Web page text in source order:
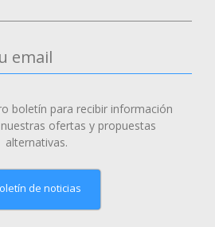
email
boletín para recibir información
ofertas y propuestas
alternativas.
de noticias